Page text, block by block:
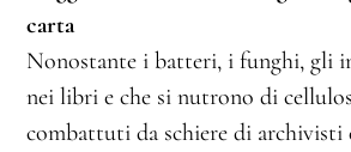
carta
Nonostante i batteri, i funghi, gli
nei libri e che si nutrono di
combattuti da schiere di archivisti